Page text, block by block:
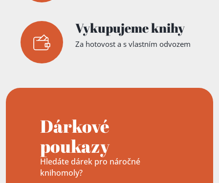
Vykupujeme knihy
Za hotovost a s vlastním odvozem
Dárkové
poukazy
Hledáte dárek pro náročné
knihomoly?